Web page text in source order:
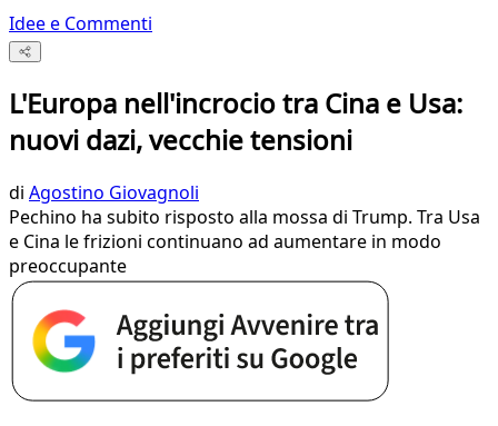
Idee e Commenti
L'Europa nell'incrocio tra Cina e Usa:
nuovi dazi, vecchie tensioni
di Agostino Giovagnoli
Pechino ha subito risposto alla mossa di Trump. Tra Usa
e Cina le frizioni continuano ad aumentare in modo
preoccupante